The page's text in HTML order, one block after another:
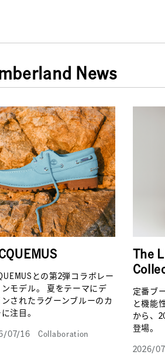
News
との第2弾コラボレー
モデル。 夏をテーマにデ
されたラグーンブルーのカ
注目。
07/16
Collaboration
The
定番ブ
と機能
から、
登場。
2026/